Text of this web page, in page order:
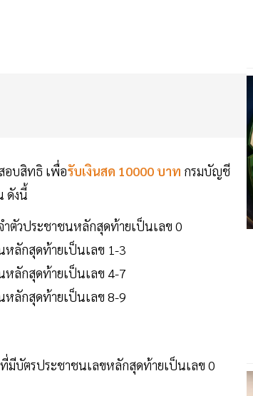
อบสิทธิ เพื่อรับเงินสด 10000 บาท กรมบัญชี
ดังนี้
ตัวประชาชนหลักสุดท้ายเป็นเลข 0
หลักสุดท้ายเป็นเลข 1-3
หลักสุดท้ายเป็นเลข 4-7
หลักสุดท้ายเป็นเลข 8-9
มีบัตรประชาชนเลขหลักสุดท้ายเป็นเลข 0